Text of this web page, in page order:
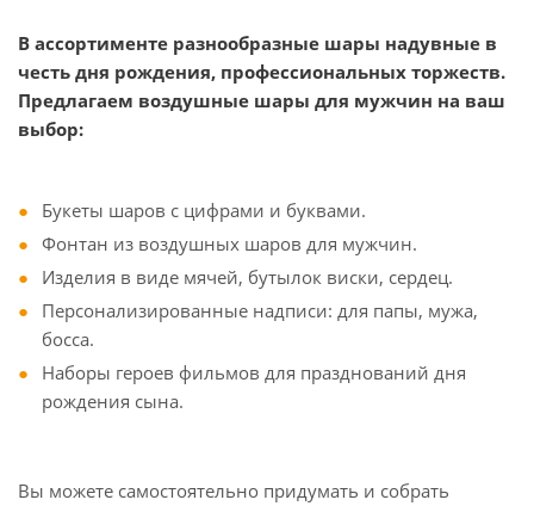
В ассортименте разнообразные шары надувные в
честь дня рождения, профессиональных торжеств.
Предлагаем воздушные шары для мужчин на ваш
выбор:
Букеты шаров с цифрами и буквами.
Фонтан из воздушных шаров для мужчин.
Изделия в виде мячей, бутылок виски, сердец.
Персонализированные надписи: для папы, мужа,
босса.
Наборы героев фильмов для празднований дня
рождения сына.
Вы можете самостоятельно придумать и собрать